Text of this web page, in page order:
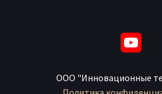
ООО "Инновационные